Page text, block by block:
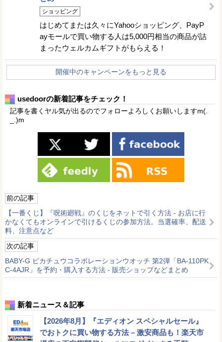
ショッピング
はじめてまたは久々にYahooショッピング、PayP
ayモールで買い物する人は5,000円相当の商品が詰
まったウェルカムギフトがもらえる！
開催中のキャンペーンをもっと見る
usedoorの新着記事をチェック！
記事を書くヤル気が出るのでフォローよろしくお願いしますm(.
_.)m
前の記事
【一番くじ】『呪術廻戦』のくじをネットで引く方法 - お店に行
かなくてもオンラインで引けるくじの参加方法。当選確率、配送
料、注意点など
次の記事
BABY-G ピカチュウコラボレーションウオッチ 第2弾「BA-110PK
C-4AJR」を予約・購入する方法 - 販売ショップなどまとめ
新着ニュース＆記事
【2026年8月】『エディオン スペシャルセール』
でおトクに買い物する方法 – 激安商品も！楽天市